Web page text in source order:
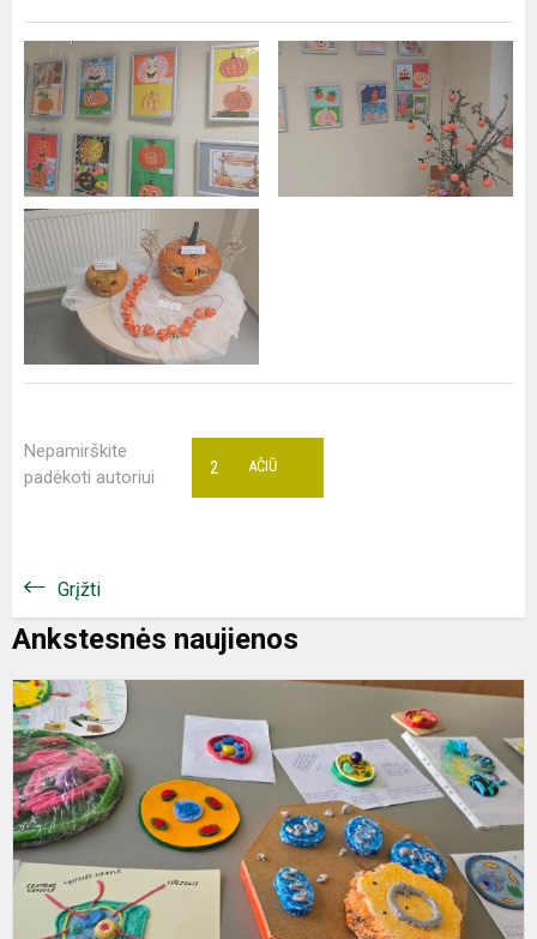
Nepamirškite
padėkoti autoriui
AČIŪ
2
Grįžti
Ankstesnės naujienos